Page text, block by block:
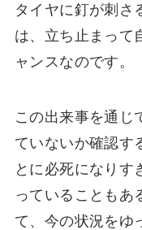
タイヤに釘が刺さ
は、立ち止まって
ャンスなのです。
この出来事を通じ
ていないか確認す
とに必死になりす
っていることもあ
て、今の状況をゆ